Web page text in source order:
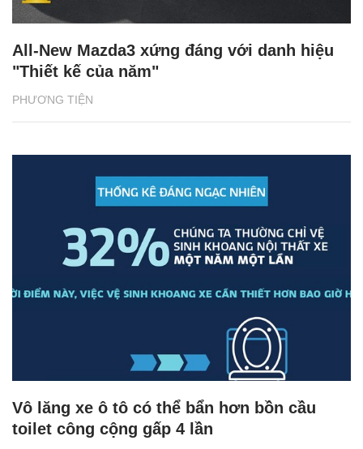
PHƯƠNG TIỆN
All-New Mazda3 xứng đáng với danh hiệu
"Thiết kế của năm"
Vô lăng xe ô tô có thể bẩn hơn bồn cầu
toilet công cộng gấp 4 lần